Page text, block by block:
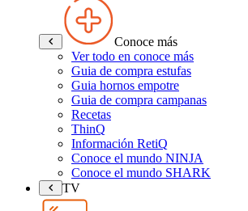
Conoce más
Ver todo en conoce más
Guia de compra estufas
Guia hornos empotre
Guia de compra campanas
Recetas
ThinQ
Información RetiQ
Conoce el mundo NINJA
Conoce el mundo SHARK
TV